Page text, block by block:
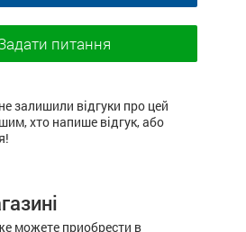
питання
залишили відгуки про цей
хто напише відгук, або
можете приобрести в